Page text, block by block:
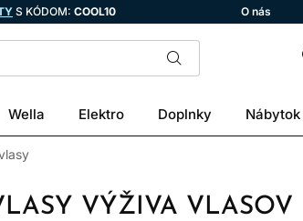
S KÓDOM: COOL10 O nás
Wella Elektro Doplnky Nábytok
VÝŽIVA VLASOV